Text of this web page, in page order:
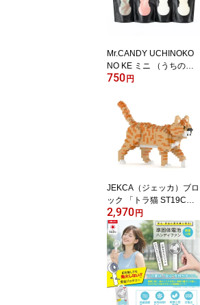
Mr.CANDY UCHINOKO
NO KE ミニ （うちの子
の毛） 【限定品】 ココ
ベリートマト／チョコミ
ント／塩バニラレモン ま
るでネコの毛のように滑
らかな質感の特別な「わ
たあめ」 CANDY職人に
よる特許製法
750円
JEKCA（ジェッカ）ブロ
ック 「トラ猫 ST19CM0
2」 ミニサイズ ブロック
の数740個 動物をリアル
に再現する精巧なブロッ
ク ネジで固定する特殊構
造で、半永久的に壊れな
い作品が作れます ※専用
ドライバー付き サイズH
179×D250×W56ミリ ネ
2,970円